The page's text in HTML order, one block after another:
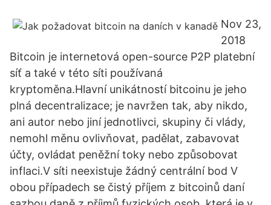
Nov 23,
2018
Bitcoin je internetová open-source P2P platební
síť a také v této síti používaná
kryptoměna.Hlavní unikátností bitcoinu je jeho
plná decentralizace; je navržen tak, aby nikdo,
ani autor nebo jiní jednotlivci, skupiny či vlády,
nemohl měnu ovlivňovat, padělat, zabavovat
účty, ovládat peněžní toky nebo způsobovat
inflaci.V síti neexistuje žádný centrální bod V
obou případech se čistý příjem z bitcoinů daní